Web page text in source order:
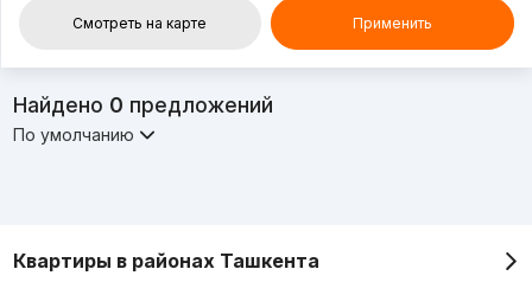
Смотреть на карте Применить
Найдено 0 предложений
По умолчанию
Квартиры в районах Ташкента